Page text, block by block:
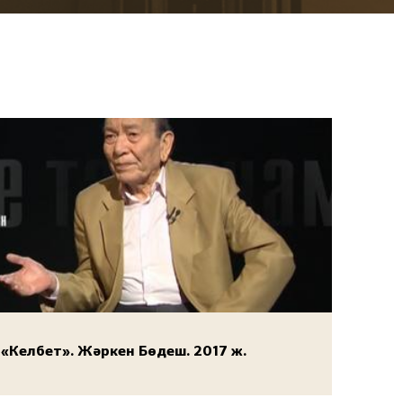
«Келбет». Жәркен Бөдеш. 2017 ж.